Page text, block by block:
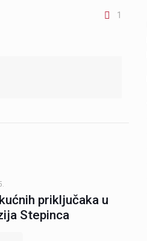
1
priključaka u
Stepinca